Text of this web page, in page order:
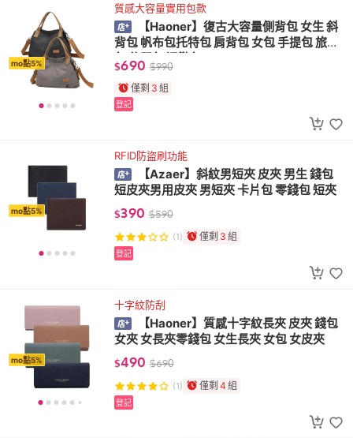
mo點5%
質感大容量實用包款
【Haoner】復古大容量側背包 女生 斜
背包 帆布包托特包 肩背包 女包 手提包 旅行
包 休閒包 通勤包
$690 $990
僅剩 3 組
登記
mo點5%
RFID防盜刷功能
【Azaer】斜紋男短夾 皮夾 男生 錢包
短皮夾男用皮夾 男短夾 卡片包 零錢包 短夾
$390 $590
(1) 僅剩 3 組
登記
mo點5%
十字紋防刮
【Haoner】質感十字紋長夾 皮夾 錢包
女夾 女長夾零錢包 女生長夾 女包 女皮夾
$490 $690
(1) 僅剩 4 組
登記